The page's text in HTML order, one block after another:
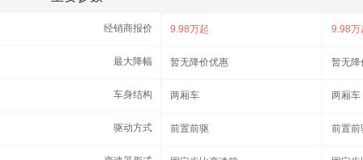
经销商报价 9.98万起 9.98万
最大降幅 暂无降价优惠 暂无降
车身结构 两厢车 两厢车
驱动方式 前置前驱 前置前
经销商报价
最大降幅
车身结构
驱动方式